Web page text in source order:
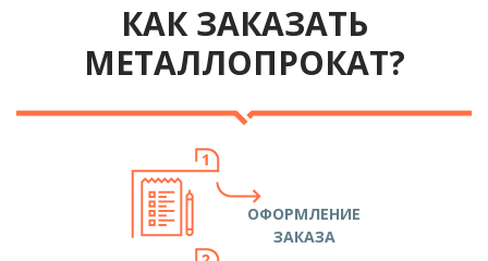
КАК ЗАКАЗАТЬ
МЕТАЛЛОПРОКАТ?
ОФОРМЛЕНИЕ
ЗАКАЗА